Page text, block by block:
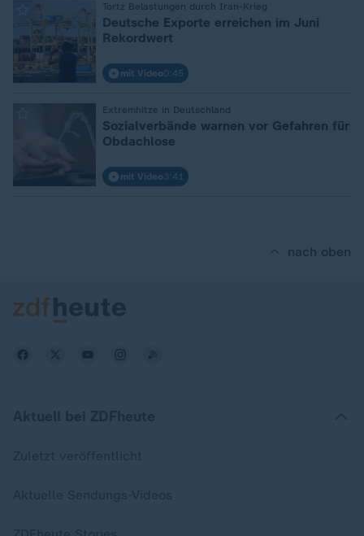
Tortz Belastungen durch Iran-Krieg
Deutsche Exporte erreichen im Juni
Rekordwert
mit Video0:45
Extremhitze in Deutschland
Sozialverbände warnen vor Gefahren für
Obdachlose
mit Video3:41
nach oben